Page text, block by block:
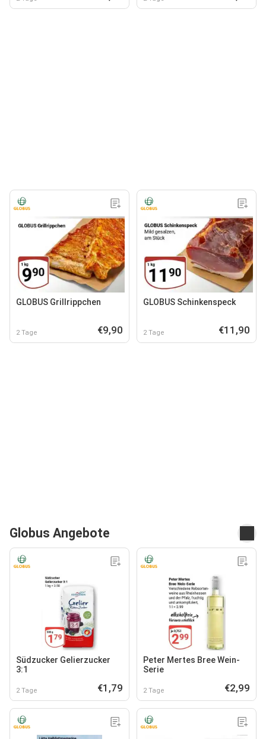
GLOBUS Grillrippchen
2 Tage €9,90
GLOBUS Schinkenspeck
2 Tage €11,90
Globus Angebote
Südzucker Gelierzucker
3:1
2 Tage €1,79
Peter Mertes Bree Wein-
Serie
2 Tage €2,99